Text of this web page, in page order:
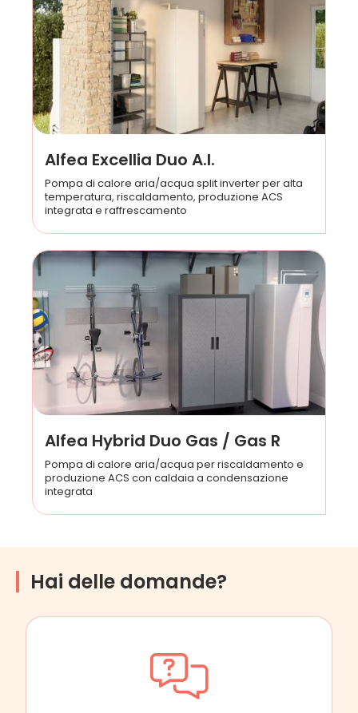
Alfea Excellia Duo A.I.
Pompa di calore aria/acqua split inverter per alta
temperatura, riscaldamento, produzione ACS
integrata e raffrescamento
Alfea Hybrid Duo Gas / Gas R
Pompa di calore aria/acqua per riscaldamento e
produzione ACS con caldaia a condensazione
integrata
Hai delle domande?